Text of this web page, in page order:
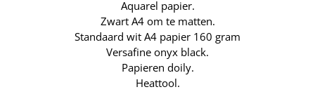
Aquarel papier.
Zwart A4 om te matten.
Standaard wit A4 papier 160 gram
Versafine onyx black.
Papieren doily.
Heattool.